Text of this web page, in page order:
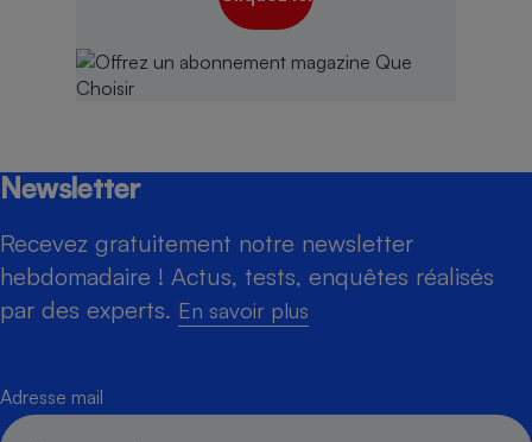
Newsletter
Recevez gratuitement notre newsletter
hebdomadaire ! Actus, tests, enquêtes réalisés
par des experts. En savoir plus
Adresse mail